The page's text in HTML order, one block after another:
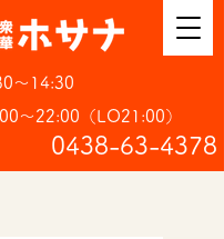
～14:30
（LO21:00）
​0438-63-4378